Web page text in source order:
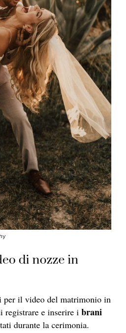
di nozze in
per il video del matrimonio in
registrare e inserire i brani
durante la cerimonia.